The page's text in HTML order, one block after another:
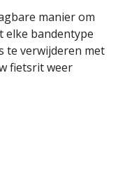
manier om
elke bandentype
te verwijderen met
fietsrit weer